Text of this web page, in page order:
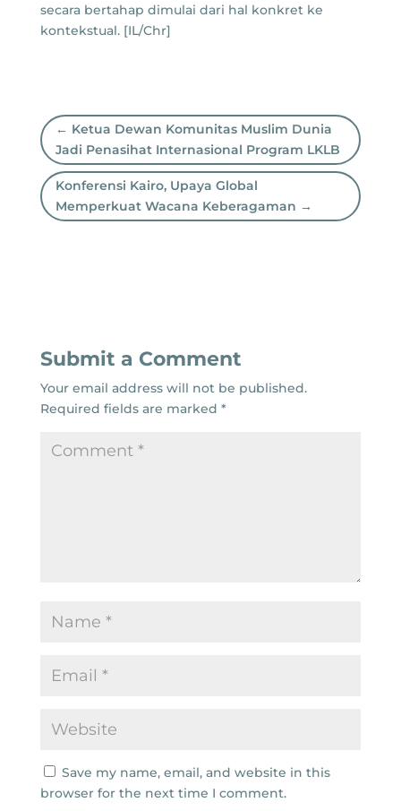
secara bertahap dimulai dari hal konkret ke
kontekstual. [IL/Chr]
← Ketua Dewan Komunitas Muslim Dunia
Jadi Penasihat Internasional Program LKLB
Konferensi Kairo, Upaya Global
Memperkuat Wacana Keberagaman →
Submit a Comment
Your email address will not be published.
Required fields are marked *
Save my name, email, and website in this
browser for the next time I comment.